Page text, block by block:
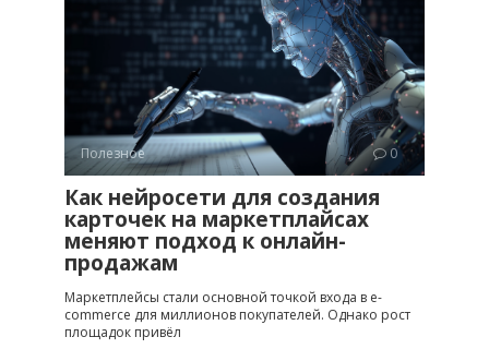
Полезное 0
Как нейросети для создания
карточек на маркетплайсах
меняют подход к онлайн-
продажам
Маркетплейсы стали основной точкой входа в e-
commerce для миллионов покупателей. Однако рост
площадок привёл